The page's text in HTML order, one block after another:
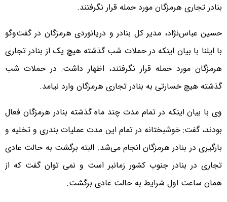
بنادر تجاری هرمزگان مورد حمله قرار نگرفتند.
حسین عباس‌نژاد، مدیر کل بنادر و دریانوردی هرمزگان در گفت‌وگو
با ایلنا با بیان اینکه در حملات شب گذشته هیچ یک از بنادر تجاری
هرمزگان مورد حمله قرار نگرفتند، اظهار داشت: در حملات شب
گذشته هیچ خسارتی به بنادر تجاری هرمزگان وارد نیامد.
وی با بیان اینکه در تمام مدت چند ماه گذشته بنادر هرمزگان فعال
بودند، گفت: خوشبختانه در تمام این مدت عملیات بندری و تخلیه و
بارگیری در بنادر هرمزگان انجام می‌شد. البته برگشت به حالت عادی
تجاری در بنادر جنوب کشور زمانبر است و نمی توان گفت که از
همان ساعت اول شرایط به حالت عادی برگشت.